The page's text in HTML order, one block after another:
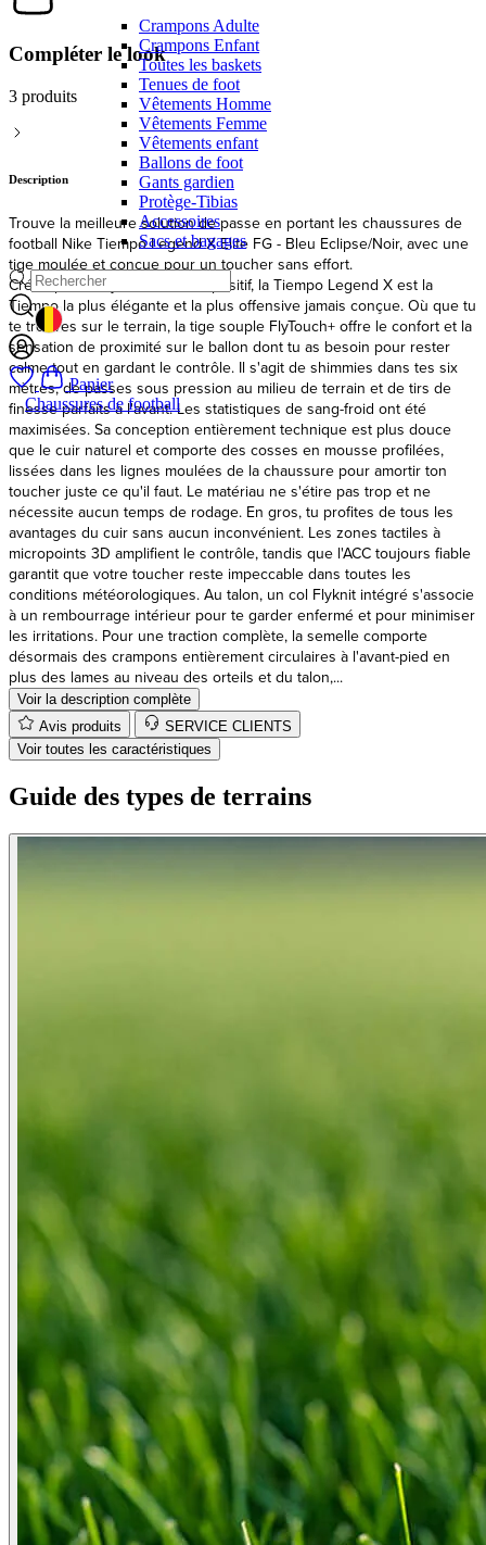
Crampons Adulte
Crampons Enfant
Toutes les baskets
Tenues de foot
Vêtements Homme
Vêtements Femme
Vêtements enfant
Ballons de foot
Gants gardien
Protège-Tibias
Accessoires
Sacs et bagages
GEOLOCATION BUTTON: BELGIQUE
Panier
Chaussures de football
Compléter le look
3 produits
Description
Trouve la meilleure solution de passe en portant les chaussures de
football Nike Tiempo Legend X Elite FG - Bleu Eclipse/Noir, avec une
tige moulée et conçue pour un toucher sans effort.
Créée pour un jeu confiant et positif, la Tiempo Legend X est la
Tiempo la plus élégante et la plus offensive jamais conçue. Où que tu
te trouves sur le terrain, la tige souple FlyTouch+ offre le confort et la
sensation de proximité sur le ballon dont tu as besoin pour rester
calme tout en gardant le contrôle. Il s'agit de shimmies dans tes six
mètres, de passes sous pression au milieu de terrain et de tirs de
finesse parfaits à l'avant. Les statistiques de sang-froid ont été
maximisées. Sa conception entièrement technique est plus douce
que le cuir naturel et comporte des cosses en mousse profilées,
lissées dans les lignes moulées de la chaussure pour amortir ton
toucher juste ce qu'il faut. Le matériau ne s'étire pas trop et ne
nécessite aucun temps de rodage. En gros, tu profites de tous les
avantages du cuir sans aucun inconvénient. Les zones tactiles à
micropoints 3D amplifient le contrôle, tandis que l'ACC toujours fiable
garantit que votre toucher reste impeccable dans toutes les
conditions météorologiques. Au talon, un col Flyknit intégré s'associe
à un rembourrage intérieur pour te garder enfermé et pour minimiser
les irritations. Pour une traction complète, la semelle comporte
désormais des crampons entièrement circulaires à l'avant-pied en
plus des lames au niveau des orteils et du talon,...
Voir la description complète
Avis produits
SERVICE CLIENTS
Voir toutes les caractéristiques
Guide des types de terrains